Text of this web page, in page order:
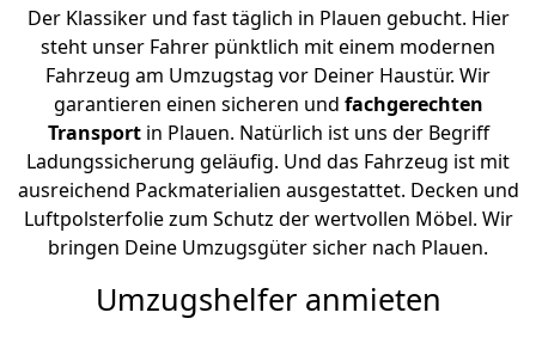
Der Klassiker und fast täglich in Plauen gebucht. Hier
steht unser Fahrer pünktlich mit einem modernen
Fahrzeug am Umzugstag vor Deiner Haustür. Wir
garantieren einen sicheren und fachgerechten
Transportin Plauen. Natürlich ist uns der Begriff
Ladungssicherung geläufig. Und das Fahrzeug ist mit
ausreichend Packmaterialien ausgestattet. Decken und
Luftpolsterfolie zum Schutz der wertvollen Möbel. Wir
bringen Deine Umzugsgüter sicher nach Plauen.
Umzugshelfer anmieten